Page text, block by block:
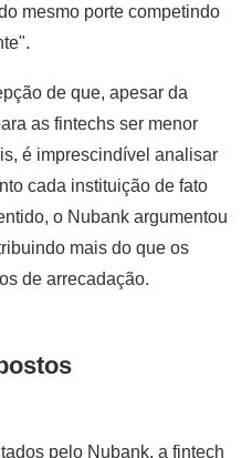
mesmo porte competindo
de que, apesar da
as fintechs ser menor
é imprescindível analisar
cada instituição de fato
o Nubank argumentou
mais do que os
de arrecadação.
pelo Nubank, a fintech